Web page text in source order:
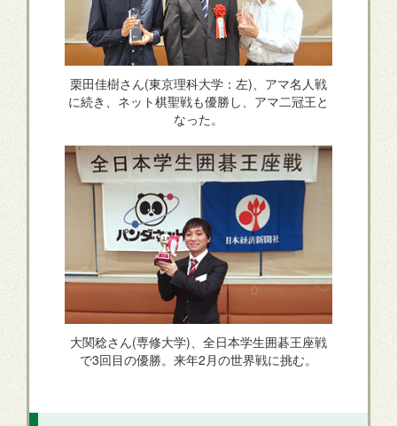
栗田佳樹さん(東京理科大学：左)、アマ名人戦
に続き、ネット棋聖戦も優勝し、アマ二冠王と
なった。
大関稔さん(専修大学)、全日本学生囲碁王座戦
で3回目の優勝。来年2月の世界戦に挑む。